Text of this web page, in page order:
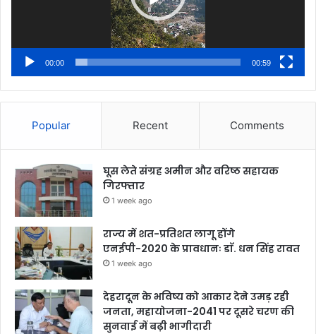
00:00 00:59
Popular Recent Comments
घूस लेते संग्रह अमीन और वरिष्ठ सहायक
गिरफ्तार
1 week ago
राज्य में शत-प्रतिशत लागू होंगे
एनईपी-2020 के प्रावधानः डाॅ. धन सिंह रावत
1 week ago
देहरादून के भविष्य को आकार देने उमड़ रही
जनता, महायोजना-2041 पर दूसरे चरण की
सुनवाई में बढ़ी भागीदारी